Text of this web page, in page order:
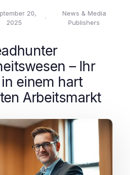
20,
2025
·
News & Media
Publishers
– Ihr
einem hart
Arbeitsmarkt